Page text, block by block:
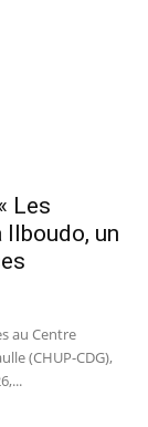
Les
Ilboudo, un
au Centre
(CHUP-CDG),